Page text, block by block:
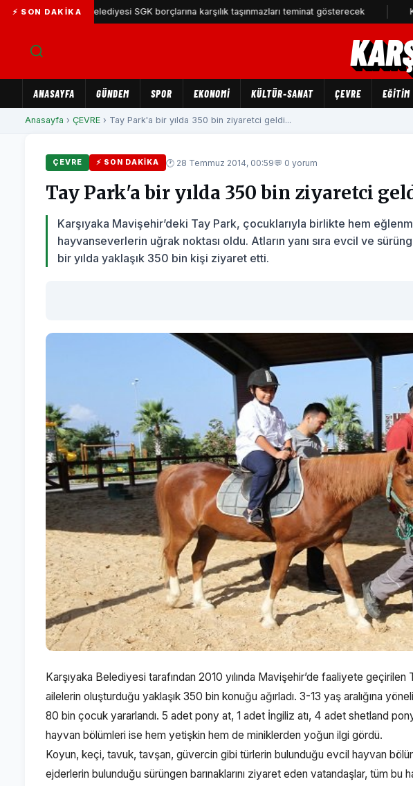
⚡ SON DAKIKA
Karşıyaka Belediyesi SGK borçlarına karşılık taşınmazları teminat gösterecek Karşıyaka
ANASAYFA GÜNDEM SPOR EKONOMİ KÜLTÜR-SANAT ÇEVRE EĞİTİM
Anasayfa › ÇEVRE › Tay Park'a bir yılda 350 bin ziyaretci geldi...
ÇEVRE ⚡ SON DAKIKA 🕐 28 Temmuz 2014, 00:59💬 0 yorum
Tay Park'a bir yılda 350 bin ziyaretci
Karşıyaka Mavişehir’deki Tay Park, çocuklarıyla birlikte hem
hayvanseverlerin uğrak noktası oldu. Atların yanı sıra evcil ve
bir yılda yaklaşık 350 bin kişi ziyaret etti.
Karşıyaka Belediyesi tarafından 2010 yılında Mavişehir’de faaliyete geçirilen
ailelerin oluşturduğu yaklaşık 350 bin konuğu ağırladı. 3-13 yaş aralığına
80 bin çocuk yararlandı. 5 adet pony at, 1 adet İngiliz atı, 4 adet shetland
hayvan bölümleri ise hem yetişkin hem de miniklerden yoğun ilgi gördü.
Koyun, keçi, tavuk, tavşan, güvercin gibi türlerin bulunduğu evcil hayvan
ejderlerin bulunduğu sürüngen barınaklarını ziyaret eden vatandaşlar, tüm bu